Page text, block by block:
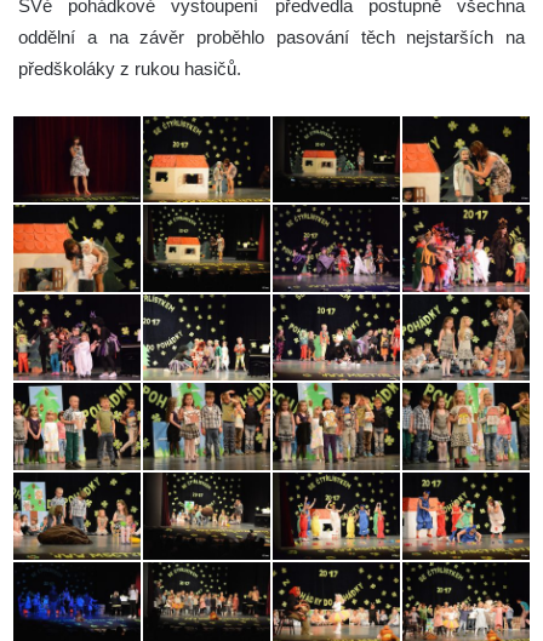
SVé pohádkové vystoupení předvedla postupně všechna
oddělní a na závěr proběhlo pasování těch nejstarších na
předškoláky z rukou hasičů.